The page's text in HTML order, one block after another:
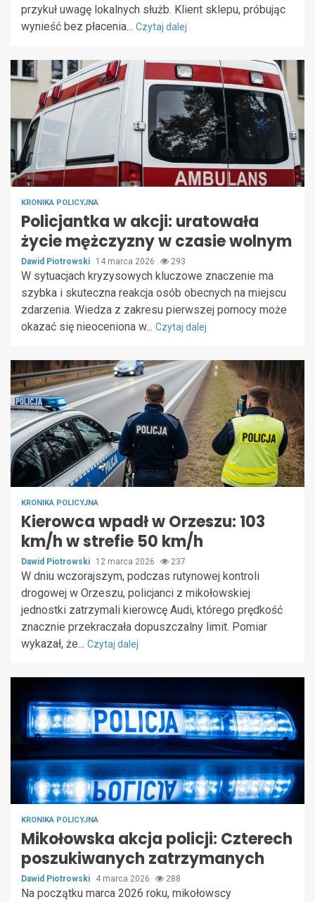
przykuł uwagę lokalnych służb. Klient sklepu, próbując
wynieść bez płacenia... Czytaj dalej
KRONIKA POLICYJNA
Policjantka w akcji: uratowała
życie mężczyzny w czasie wolnym
Dawid Piotrowski 14 marca 2026 293
W sytuacjach kryzysowych kluczowe znaczenie ma
szybka i skuteczna reakcja osób obecnych na miejscu
zdarzenia. Wiedza z zakresu pierwszej pomocy może
okazać się nieoceniona w... Czytaj dalej
KRONIKA POLICYJNA
Kierowca wpadł w Orzeszu: 103
km/h w strefie 50 km/h
Dawid Piotrowski 12 marca 2026 237
W dniu wczorajszym, podczas rutynowej kontroli
drogowej w Orzeszu, policjanci z mikołowskiej
jednostki zatrzymali kierowcę Audi, którego prędkość
znacznie przekraczała dopuszczalny limit. Pomiar
wykazał, że... Czytaj dalej
KRONIKA POLICYJNA
Mikołowska akcja policji: Czterech
poszukiwanych zatrzymanych
Dawid Piotrowski 4 marca 2026 288
Na początku marca 2026 roku, mikołowscy